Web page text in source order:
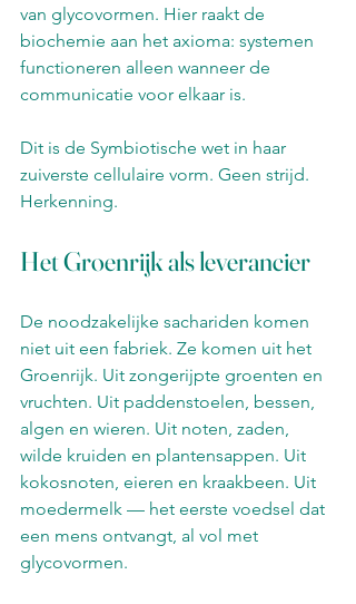
van glycovormen. Hier raakt de
biochemie aan het axioma: systemen
functioneren alleen wanneer de
communicatie voor elkaar is.
Dit is de Symbiotische wet in haar
zuiverste cellulaire vorm. Geen strijd.
Herkenning.
Het Groenrijk als leverancier
De noodzakelijke sachariden komen
niet uit een fabriek. Ze komen uit het
Groenrijk. Uit zongerijpte groenten en
vruchten. Uit paddenstoelen, bessen,
algen en wieren. Uit noten, zaden,
wilde kruiden en plantensappen. Uit
kokosnoten, eieren en kraakbeen. Uit
moedermelk — het eerste voedsel dat
een mens ontvangt, al vol met
glycovormen.